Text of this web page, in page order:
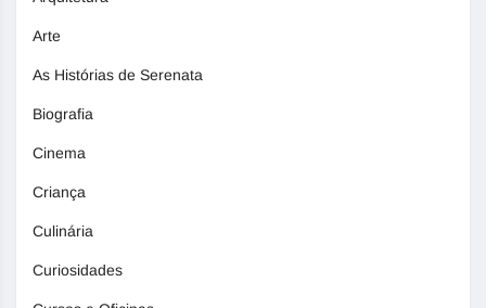
Arte
As Histórias de Serenata
Biografia
Cinema
Criança
Culinária
Curiosidades